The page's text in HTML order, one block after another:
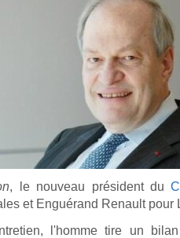
, le nouveau président du
et Enguérand Renault pour
l'homme tire un